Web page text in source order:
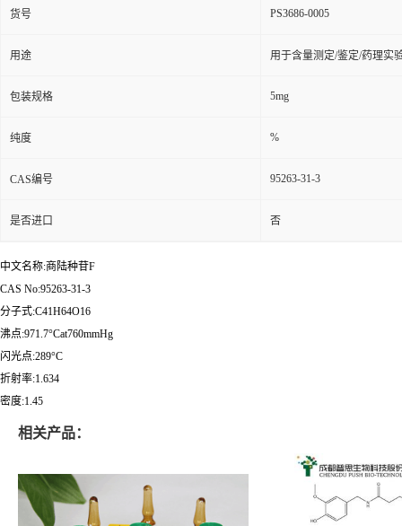
货号 PS3686-0005
用途 用于含量测定/鉴定/药理实
包装规格 5mg
纯度 %
CAS编号 95263-31-3
是否进口 否
中文名称:商陆种苷F
CAS No:95263-31-3
分子式:C41H64O16
沸点:971.7°Cat760mmHg
闪光点:289°C
折射率:1.634
密度:1.45
相关产品：